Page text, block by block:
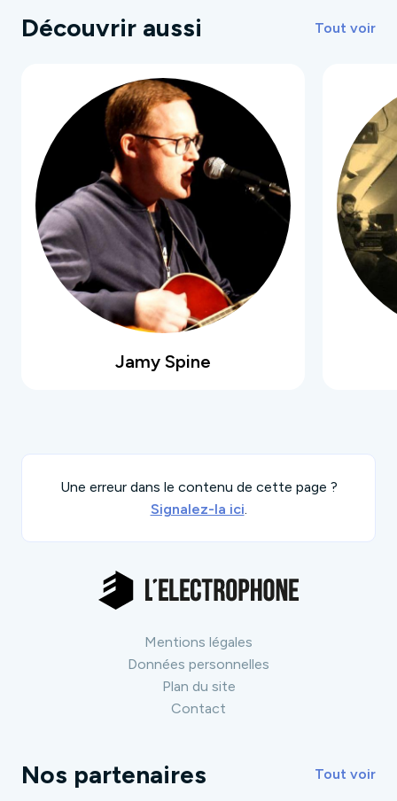
Découvrir aussi Tout voir
Jamy Spine
Une erreur dans le contenu de cette page ?
Signalez-la ici.
Mentions légales
Données personnelles
Plan du site
Contact
Nos partenaires Tout voir